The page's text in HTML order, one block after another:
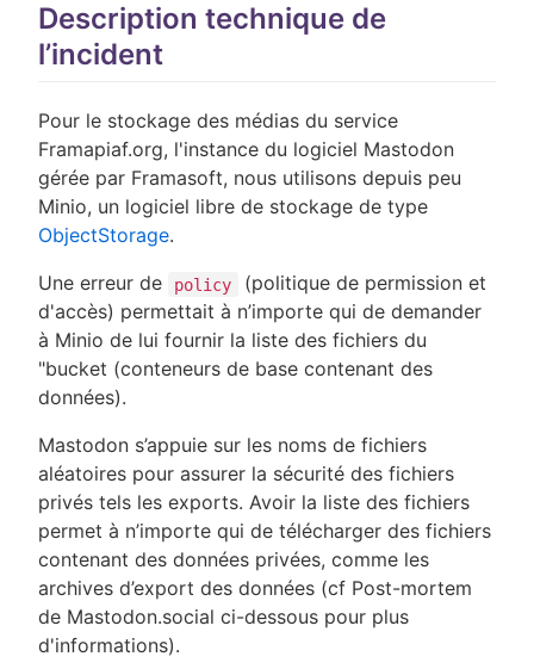
Description technique de
l’incident
Pour le stockage des médias du service
Framapiaf.org, l'instance du logiciel Mastodon
gérée par Framasoft, nous utilisons depuis peu
Minio, un logiciel libre de stockage de type
ObjectStorage.
Une erreur de
policy
(politique de permission et
d'accès) permettait à n’importe qui de demander
à Minio de lui fournir la liste des fichiers du
"bucket (conteneurs de base contenant des
données).
Mastodon s’appuie sur les noms de fichiers
aléatoires pour assurer la sécurité des fichiers
privés tels les exports. Avoir la liste des fichiers
permet à n’importe qui de télécharger des fichiers
contenant des données privées, comme les
archives d’export des données (cf Post-mortem
de Mastodon.social ci-dessous pour plus
d'informations).